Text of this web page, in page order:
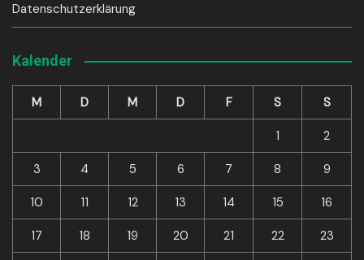
Datenschutzerklärung
Kalender
M D M D F S S
1 2
3 4 5 6 7 8 9
10 11 12 13 14 15 16
17 18 19 20 21 22 23